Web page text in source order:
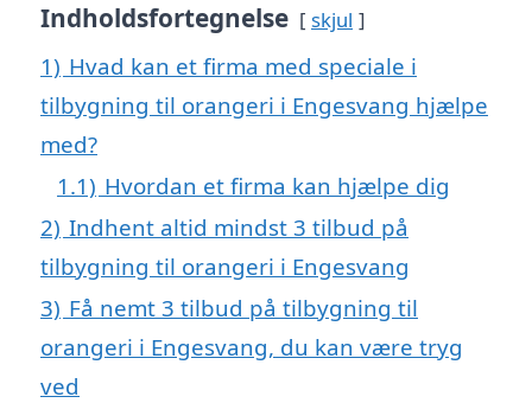
Indholdsfortegnelse skjul
1) Hvad kan et firma med speciale i
tilbygning til orangeri i Engesvang hjælpe
med?
1.1) Hvordan et firma kan hjælpe dig
2) Indhent altid mindst 3 tilbud på
tilbygning til orangeri i Engesvang
3) Få nemt 3 tilbud på tilbygning til
orangeri i Engesvang, du kan være tryg
ved